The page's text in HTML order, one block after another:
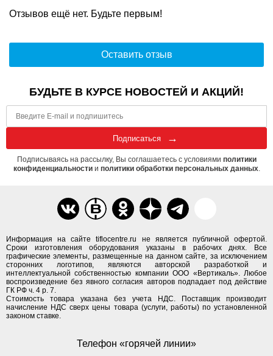
Отзывов ещё нет. Будьте первым!
Оставить отзыв
Информация на сайте tiflocentre.ru не является публичной офертой.
Сроки изготовления оборудования указаны в рабочих днях. Все
графические элементы, размещенные на данном сайте, за исключением
сторонних логотипов, являются авторской разработкой и
интеллектуальной собственностью компании ООО «Вертикаль». Любое
воспроизведение без явного согласия авторов подпадает под действие
ГК РФ ч. 4 р. 7.
Стоимость товара указана без учета НДС. Поставщик производит
начисление НДС сверх цены товара (услуги, работы) по установленной
законом ставке.
Телефон «горячей линии»
БУДЬТЕ В КУРСЕ НОВОСТЕЙ И АКЦИЙ!
Подписаться
Подписываясь на рассылку, Вы соглашаетесь с условиями политики
конфиденциальностии политики обработки персональных данных.